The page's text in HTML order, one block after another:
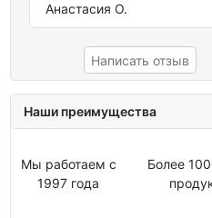
Анастасия О.
Написать отзыв
Наши преимущества
Мы работаем с
1997 года
Более